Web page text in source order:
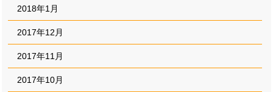
2018年1月
2017年12月
2017年11月
2017年10月